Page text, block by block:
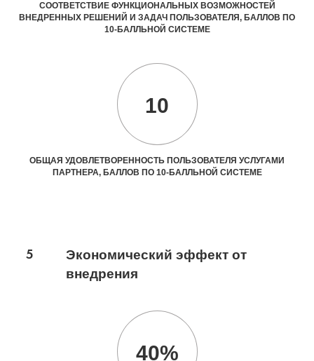
СООТВЕТСТВИЕ ФУНКЦИОНАЛЬНЫХ ВОЗМОЖНОСТЕЙ
ВНЕДРЕННЫХ РЕШЕНИЙ И ЗАДАЧ ПОЛЬЗОВАТЕЛЯ, БАЛЛОВ ПО
10-БАЛЛЬНОЙ СИСТЕМЕ
10
ОБЩАЯ УДОВЛЕТВОРЕННОСТЬ ПОЛЬЗОВАТЕЛЯ УСЛУГАМИ
ПАРТНЕРА, БАЛЛОВ ПО 10-БАЛЛЬНОЙ СИСТЕМЕ
5
Экономический эффект от
внедрения
40%